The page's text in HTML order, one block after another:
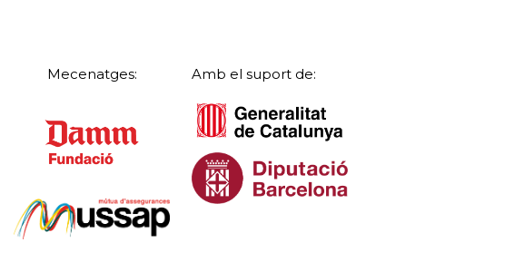
Mecenatges: Amb el suport de: